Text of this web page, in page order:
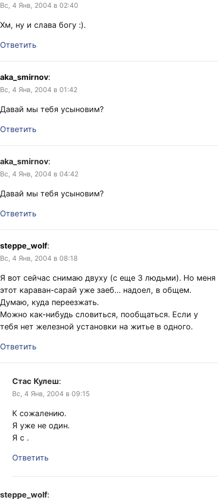
Вс, 4 Янв, 2004 в 02:40
Хм, ну и слава богу :).
Ответить
aka_smirnov:
Вс, 4 Янв, 2004 в 01:42
Давай мы тебя усыновим?
Ответить
aka_smirnov:
Вс, 4 Янв, 2004 в 04:42
Давай мы тебя усыновим?
Ответить
steppe_wolf:
Вс, 4 Янв, 2004 в 08:18
Я вот сейчас снимаю двуху (с еще 3 людьми). Но меня
этот караван-сарай уже заеб… надоел, в общем.
Думаю, куда переезжать.
Можно как-нибудь словиться, пообщаться. Если у
тебя нет железной установки на житье в одного.
Ответить
Стас Кулеш:
Вс, 4 Янв, 2004 в 09:15
К сожалению.
Я уже не один.
Я с .
Ответить
steppe_wolf: